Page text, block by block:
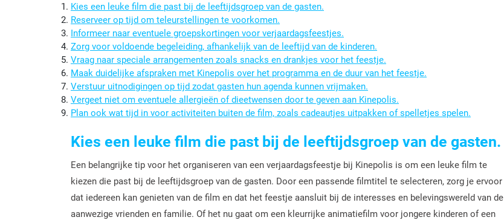
Kies een leuke film die past bij de leeftijdsgroep van de gasten.
Reserveer op tijd om teleurstellingen te voorkomen.
Informeer naar eventuele groepskortingen voor verjaardagsfeestjes.
Zorg voor voldoende begeleiding, afhankelijk van de leeftijd van de kinderen.
Vraag naar speciale arrangementen zoals snacks en drankjes voor het feestje.
Maak duidelijke afspraken met Kinepolis over het programma en de duur van het feestje.
Verstuur uitnodigingen op tijd zodat gasten hun agenda kunnen vrijmaken.
Vergeet niet om eventuele allergieën of dieetwensen door te geven aan Kinepolis.
Plan ook wat tijd in voor activiteiten buiten de film, zoals cadeautjes uitpakken of spelletjes spelen.
Kies een leuke film die past bij de leeftijdsgroep van de gasten.
Een belangrijke tip voor het organiseren van een verjaardagsfeestje bij Kinepolis is om een leuke film te
kiezen die past bij de leeftijdsgroep van de gasten. Door een passende filmtitel te selecteren, zorg je ervoor
dat iedereen kan genieten van de film en dat het feestje aansluit bij de interesses en belevingswereld van de
aanwezige vrienden en familie. Of het nu gaat om een kleurrijke animatiefilm voor jongere kinderen of een